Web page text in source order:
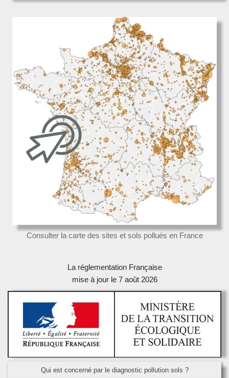
Consulter la carte des sites et sols pollués en France
La réglementation Française
mise à jour le 7 août 2026
Qui est concerné par le diagnostic pollution sols ?